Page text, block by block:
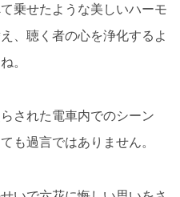
乗せたような美しいハーモ
、聴く者の心を浄化するよ
。
された電車内でのシーン
も過言ではありません。